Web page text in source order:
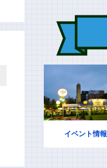
イベント情報